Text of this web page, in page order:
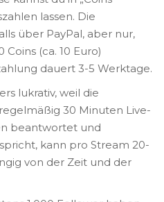
lassen. Die
über PayPal, aber nur,
(ca. 10 Euro)
dauert 3-5 Werktage.
lukrativ, weil die
30 Minuten Live-
beantwortet und
kann pro Stream 20-
von der Zeit und der